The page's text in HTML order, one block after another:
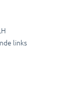
links